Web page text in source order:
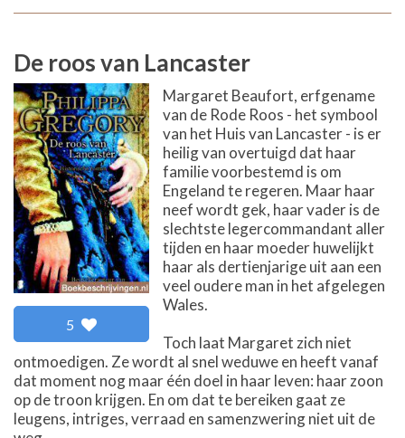
De roos van Lancaster
5
Margaret Beaufort, erfgename
van de Rode Roos - het symbool
van het Huis van Lancaster - is er
heilig van overtuigd dat haar
familie voorbestemd is om
Engeland te regeren. Maar haar
neef wordt gek, haar vader is de
slechtste legercommandant aller
tijden en haar moeder huwelijkt
haar als dertienjarige uit aan een
veel oudere man in het afgelegen
Wales.
Toch laat Margaret zich niet
ontmoedigen. Ze wordt al snel weduwe en heeft vanaf
dat moment nog maar één doel in haar leven: haar zoon
op de troon krijgen. En om dat te bereiken gaat ze
leugens, intriges, verraad en samenzwering niet uit de